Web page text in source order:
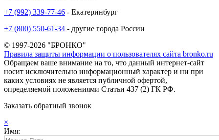
+7 (992) 339-77-46 - Екатеринбург
+7 (800) 550-61-34 - другие города России
© 1997-2026 "БРОНКО"
Правила защиты информации о пользователях сайта bronko.ru
Обращаем ваше внимание на то, что данный интернет-сайт
носит исключительно информационный характер и ни при
каких условиях не является публичной офертой,
определяемой положениями Статьи 437 (2) ГК РФ.
Заказать обратный звонок
×
Имя: